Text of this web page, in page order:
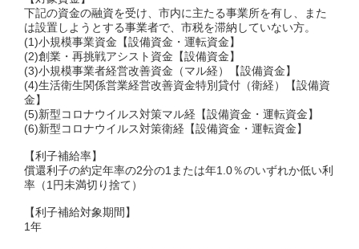
下記の資金の融資を受け、市内に主たる事業所を有し、また
は設置しようとする事業者で、市税を滞納していない方。
(1)小規模事業資金【設備資金・運転資金】
(2)創業・再挑戦アシスト資金【設備資金】
(3)小規模事業者経営改善資金（マル経）【設備資金】
(4)生活衛生関係営業経営改善資金特別貸付（衛経）【設備資
金】
(5)新型コロナウイルス対策マル経【設備資金・運転資金】
(6)新型コロナウイルス対策衛経【設備資金・運転資金】
【利子補給率】
償還利子の約定年率の2分の1または年1.0％のいずれか低い利
率（1円未満切り捨て）
【利子補給対象期間】
1年